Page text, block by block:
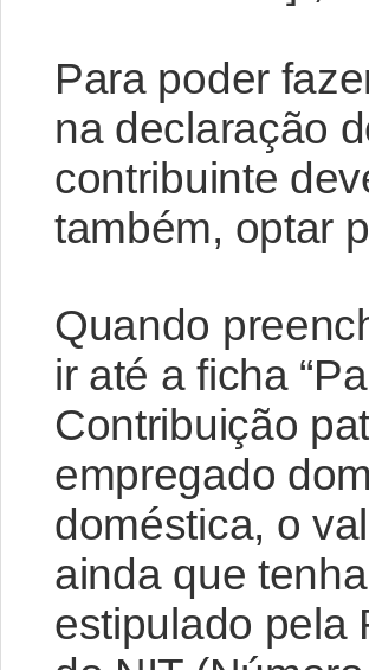
Para poder
na declaração
contribuinte
também, optar
Quando
ir até a ficha
Contribuição
empregado
doméstica, o
ainda que
estipulado pela